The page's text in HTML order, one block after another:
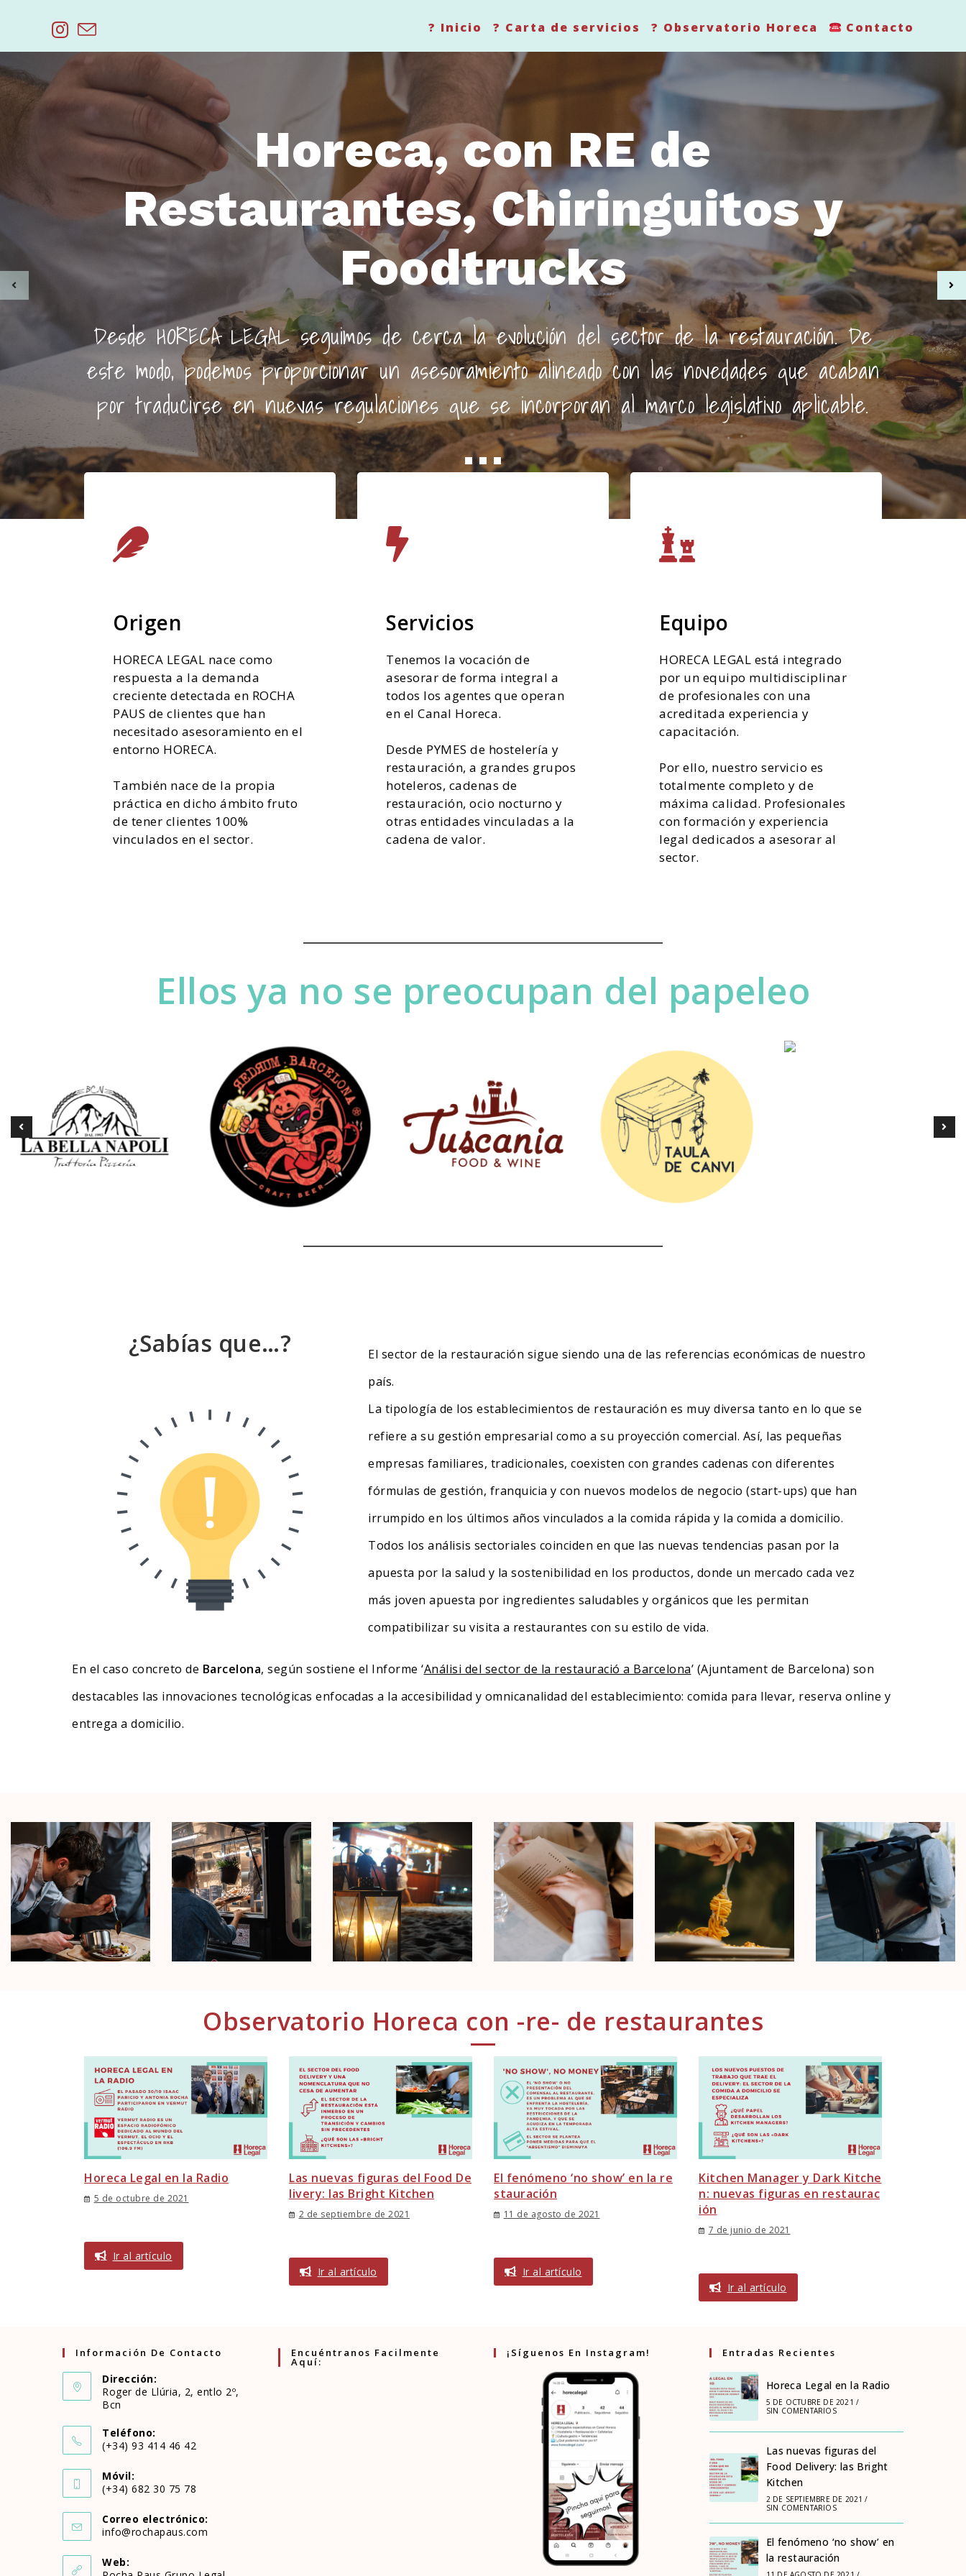
? Inicio ? Carta de servicios ? Observatorio Horeca Contacto
Horeca, con RE de
Restaurantes, Chiringuitos y
Foodtrucks
Desde HORECA LEGAL seguimos de cerca la evolución del sector de la restauración. De
este modo, podemos proporcionar un asesoramiento alineado con las novedades que acaban
por traducirse en nuevas regulaciones que se incorporan al marco legislativo aplicable.
Origen
HORECA LEGAL nace como
respuesta a la demanda
creciente detectada en ROCHA
PAUS de clientes que han
necesitado asesoramiento en el
entorno HORECA.
También nace de la propia
práctica en dicho ámbito fruto
de tener clientes 100%
vinculados en el sector.
Servicios
Tenemos la vocación de
asesorar de forma integral a
todos los agentes que operan
en el Canal Horeca.
Desde PYMES de hostelería y
restauración, a grandes grupos
hoteleros, cadenas de
restauración, ocio nocturno y
otras entidades vinculadas a la
cadena de valor.
Equipo
HORECA LEGAL está integrado
por un equipo multidisciplinar
de profesionales con una
acreditada experiencia y
capacitación.
Por ello, nuestro servicio es
totalmente completo y de
máxima calidad. Profesionales
con formación y experiencia
legal dedicados a asesorar al
sector.
Ellos ya no se preocupan del papeleo
¿Sabías que…?
El sector de la restauración sigue siendo una de las referencias económicas de nuestro
país.
La tipología de los establecimientos de restauración es muy diversa tanto en lo que se
refiere a su gestión empresarial como a su proyección comercial. Así, las pequeñas
empresas familiares, tradicionales, coexisten con grandes cadenas con diferentes
fórmulas de gestión, franquicia y con nuevos modelos de negocio (start-ups) que han
irrumpido en los últimos años vinculados a la comida rápida y la comida a domicilio.
Todos los análisis sectoriales coinciden en que las nuevas tendencias pasan por la
apuesta por la salud y la sostenibilidad en los productos, donde un mercado cada vez
más joven apuesta por ingredientes saludables y orgánicos que les permitan
compatibilizar su visita a restaurantes con su estilo de vida.
En el caso concreto de Barcelona, según sostiene el Informe ‘Análisi del sector de la restauració a Barcelona’ (Ajuntament de Barcelona) son
destacables las innovaciones tecnológicas enfocadas a la accesibilidad y omnicanalidad del establecimiento: comida para llevar, reserva online y
entrega a domicilio.
Observatorio Horeca con -re- de restaurantes
Horeca Legal en la Radio
5 de octubre de 2021
Ir al artículo
Las nuevas figuras del Food De
livery: las Bright Kitchen
2 de septiembre de 2021
Ir al artículo
El fenómeno ‘no show’ en la re
stauración
11 de agosto de 2021
Ir al artículo
Kitchen Manager y Dark Kitche
n: nuevas figuras en restaurac
ión
7 de junio de 2021
Ir al artículo
Información De Contacto
Dirección:
Roger de Llúria, 2, entlo 2º,
Bcn
Teléfono:
(+34) 93 414 46 42
abre
tu
aplicación
Móvil:
(+34) 682 30 75 78
abre
Correo electrónico:
info@rochapaus.com
tu
Web:
Encuéntranos Facilmente
Aquí:
¡Síguenos En Instagram! Entradas Recientes
Horeca Legal en la Radio
5 DE OCTUBRE DE 2021 /
SIN COMENTARIOS
Las nuevas figuras del
Food Delivery: las Bright
Kitchen
2 DE SEPTIEMBRE DE 2021 /
SIN COMENTARIOS
El fenómeno ‘no show’ en
la restauración